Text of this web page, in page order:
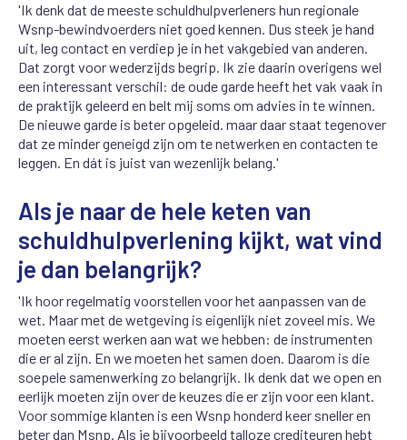
'Ik denk dat de meeste schuldhulpverleners hun regionale
Wsnp-bewindvoerders niet goed kennen. Dus steek je hand
uit, leg contact en verdiep je in het vakgebied van anderen.
Dat zorgt voor wederzijds begrip. Ik zie daarin overigens wel
een interessant verschil: de oude garde heeft het vak vaak in
de praktijk geleerd en belt mij soms om advies in te winnen.
De nieuwe garde is beter opgeleid. maar daar staat tegenover
dat ze minder geneigd zijn om te netwerken en contacten te
leggen. En dát is juist van wezenlijk belang.'
Als je naar de hele keten van
schuldhulpverlening kijkt, wat vind
je dan belangrijk?
'Ik hoor regelmatig voorstellen voor het aanpassen van de
wet. Maar met de wetgeving is eigenlijk niet zoveel mis. We
moeten eerst werken aan wat we hebben: de instrumenten
die er al zijn. En we moeten het samen doen. Daarom is die
soepele samenwerking zo belangrijk. Ik denk dat we open en
eerlijk moeten zijn over de keuzes die er zijn voor een klant.
Voor sommige klanten is een Wsnp honderd keer sneller en
beter dan Msnp. Als je bijvoorbeeld talloze crediteuren hebt